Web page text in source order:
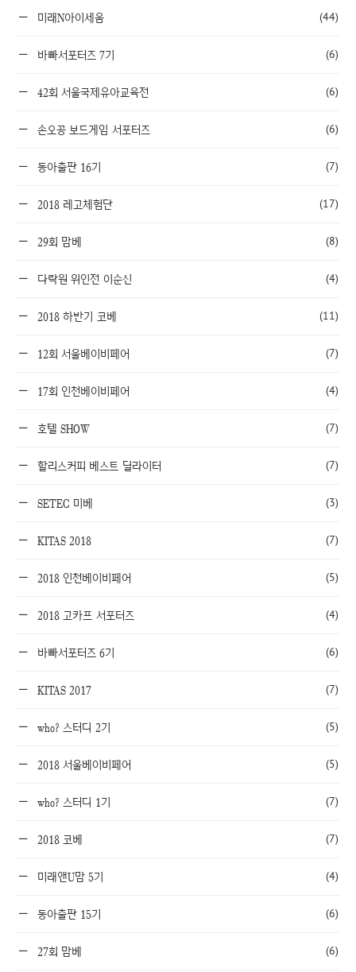
미래N아이세움 (44)
바빠서포터즈 7기 (6)
42회 서울국제유아교육전 (6)
손오공 보드게임 서포터즈 (6)
동아출판 16기 (7)
2018 레고체험단 (17)
29회 맘베 (8)
다락원 위인전 이순신 (4)
2018 하반기 코베 (11)
12회 서울베이비페어 (7)
17회 인천베이비페어 (4)
호텔 SHOW (7)
할리스커피 베스트 딜라이터 (7)
SETEC 미베 (3)
KITAS 2018 (7)
2018 인천베이비페어 (5)
2018 고카프 서포터즈 (4)
바빠서포터즈 6기 (6)
KITAS 2017 (7)
who? 스터디 2기 (5)
2018 서울베이비페어 (5)
who? 스터디 1기 (7)
2018 코베 (7)
미래앤U맘 5기 (4)
동아출판 15기 (6)
27회 맘베 (6)